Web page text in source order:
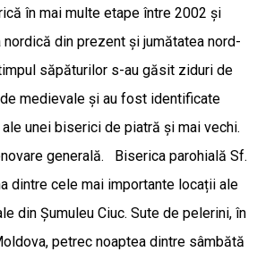
în mai multe etape între 2002 și
din prezent și jumătatea nord-
săpăturilor s-au găsit ziduri de
medievale și au fost identificate
unei biserici de piatră și mai vechi.
generală. Biserica parohială Sf.
dintre cele mai importante locații ale
din Șumuleu Ciuc. Sute de pelerini, în
petrec noaptea dintre sâmbătă